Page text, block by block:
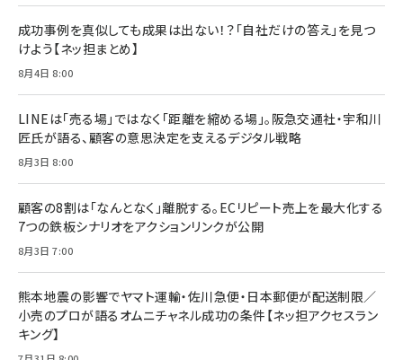
る時代の成長戦略
￥2,420
￥2,200
ママ投資家が育休中に１億貯めた株式投資
￥1,870
組織の成果を最大化する ルールのデザイン
￥1,980
Amazonランキングをもっと見る
成功事例を真似しても成果は出ない！？「自社だけの答え」を見つ
けよう【ネッ担まとめ】
8月4日 8:00
LINEは「売る場」ではなく「距離を縮める場」。阪急交通社・宇和川
匠氏が語る、顧客の意思決定を支えるデジタル戦略
8月3日 8:00
顧客の8割は「なんとなく」離脱する。ECリピート売上を最大化する
7つの鉄板シナリオをアクションリンクが公開
8月3日 7:00
熊本地震の影響でヤマト運輸・佐川急便・日本郵便が配送制限／
小売のプロが語るオムニチャネル成功の条件【ネッ担アクセスラン
キング】